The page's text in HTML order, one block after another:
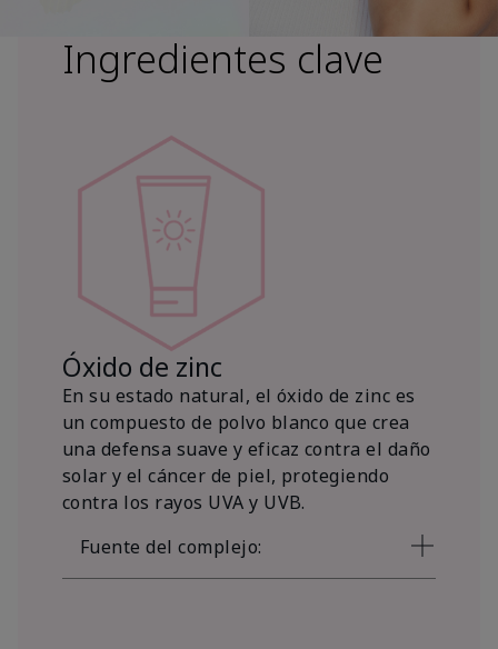
Ingredientes clave
Óxido de zinc
En su estado natural, el óxido de zinc es
un compuesto de polvo blanco que crea
una defensa suave y eficaz contra el daño
solar y el cáncer de piel, protegiendo
contra los rayos UVA y UVB.
Fuente del complejo: